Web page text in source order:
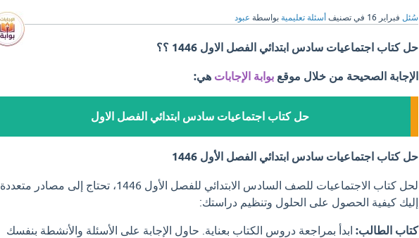
سُئل فبراير 16 في تصنيف أسئلة تعليمية بواسطة عبود
حل كتاب اجتماعيات سادس ابتدائي الفصل الاول 1446 ؟؟
الإجابة الصحيحة من خلال موقع بوابة الإجابات هي:
حل كتاب اجتماعيات سادس ابتدائي الفصل الاول
حل كتاب اجتماعيات سادس ابتدائي الفصل الأول 1446
لحل كتاب الاجتماعيات للصف السادس الابتدائي للفصل الأول 1446، تحتاج إلى مصادر متعددة.
إليك كيفية الحصول على الحلول وتنظيم دراستك:
كتاب الطالب: ابدأ بمراجعة دروس الكتاب بعناية. حاول الإجابة على الأسئلة والأنشطة بنفسك